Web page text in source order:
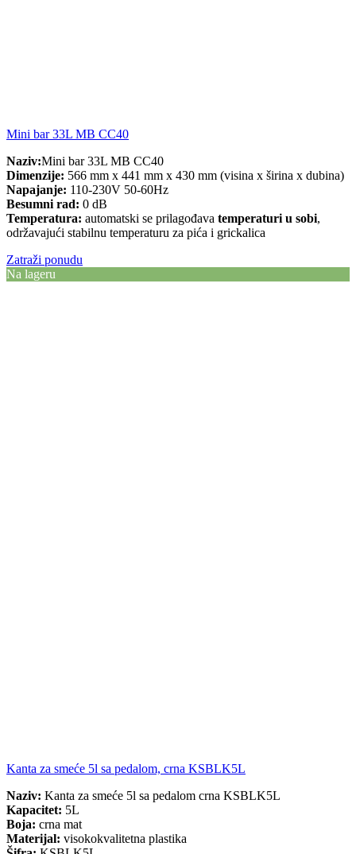
Mini bar 33L MB CC40
Naziv:Mini bar 33L MB CC40
Dimenzije: 566 mm x 441 mm x 430 mm (visina x širina x dubina)
Napajanje: 110-230V 50-60Hz
Besumni rad: 0 dB
Temperatura: automatski se prilagođava temperaturi u sobi,
održavajući stabilnu temperaturu za pića i grickalica
Zatraži ponudu
Na lageru
Kanta za smeće 5l sa pedalom, crna KSBLK5L
Naziv: Kanta za smeće 5l sa pedalom crna KSBLK5L
Kapacitet: 5L
Boja: crna mat
Materijal: visokokvalitetna plastika